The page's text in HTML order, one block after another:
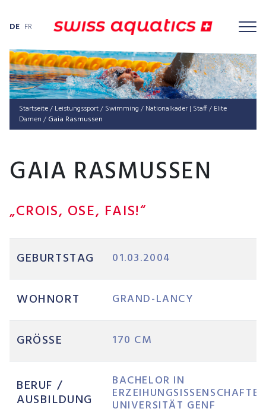
DE FR
Startseite/ Leis­tungs­sport/ Swimming / Nationalkader | Staff/ Elite
Damen / Gaia Rasmussen
GAIA RASMUSSEN
„CROIS, OSE, FAIS!“
GEBURTSTAG 01.03.2004
WOHNORT GRAND-LANCY
GRÖSSE 170 CM
BERUF /
AUSBILDUNG
BACHELOR IN
UNIVERSITÄT GENF